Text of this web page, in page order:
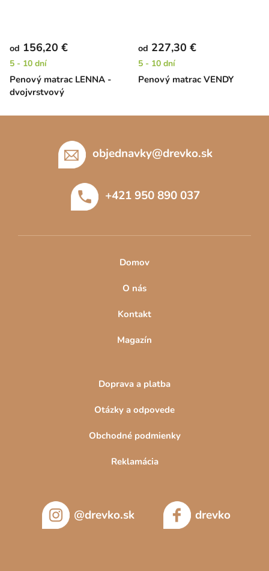
Penový matrac LENNA -
dvojvrstvový
od 156,20 €
5 - 10 dní
Penový matrac VENDY
od 227,30 €
5 - 10 dní
objednavky@drevko.sk
+421 950 890 037
Domov
O nás
Kontakt
Magazín
Doprava a platba
Otázky a odpovede
Obchodné podmienky
Reklamácia
@drevko.sk drevko